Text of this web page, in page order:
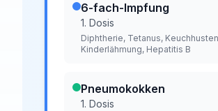
6-fach-Impfung
1. Dosis
Diphtherie, Tetanus,
Kinderlähmung, Hepatitis B
Pneumokokken
1. Dosis